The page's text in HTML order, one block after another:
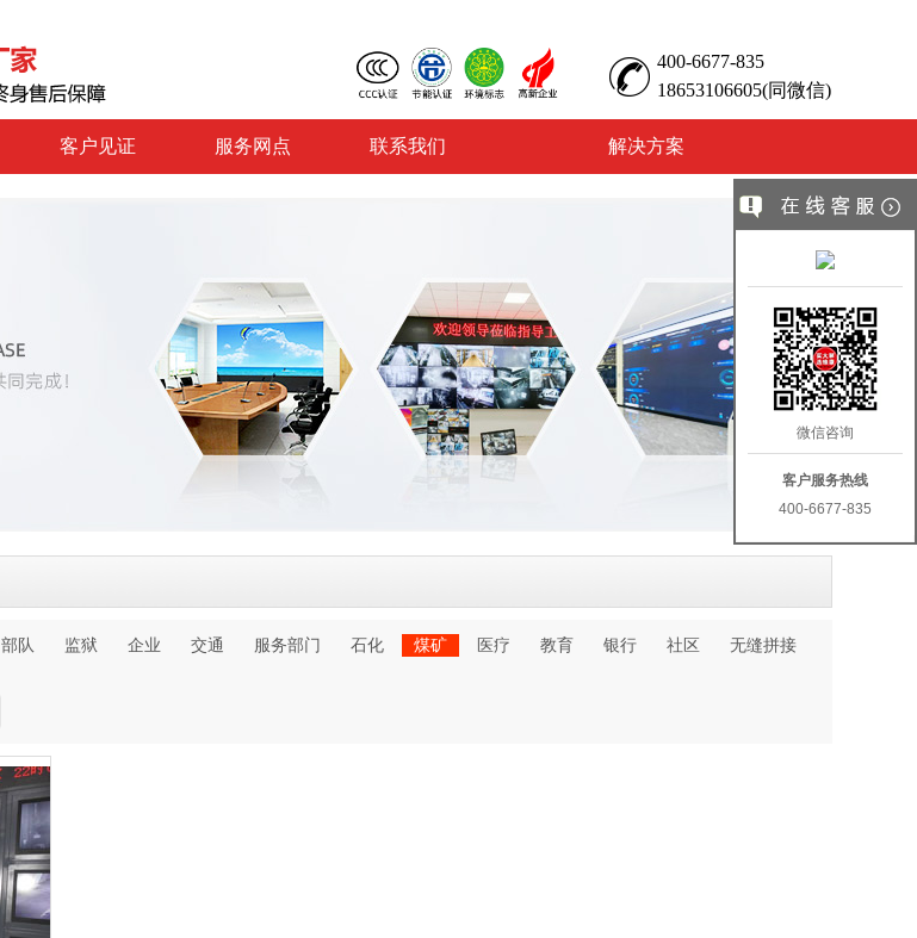
400-6677-835
18653106605(同微信)
客户见证 服务网点 联系我们 解决方案
部队 监狱 企业 交通 服务部门 石化 煤矿 医疗 教育 银行 社区
无缝拼接
微信咨询
客户服务热线
400-6677-835